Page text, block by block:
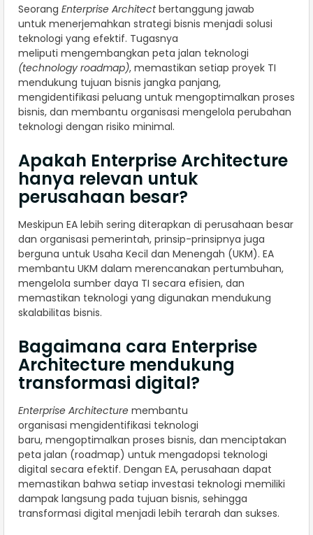
Seorang Enterprise Architectbertanggung jawab
untuk menerjemahkan strategi bisnis menjadi solusi
teknologi yang efektif. Tugasnya
meliputi mengembangkan peta jalan teknologi
(technology roadmap), memastikan setiap proyek TI
mendukung tujuan bisnis jangka panjang,
mengidentifikasi peluang untuk mengoptimalkan proses
bisnis, dan membantu organisasi mengelola perubahan
teknologi dengan risiko minimal.
Apakah Enterprise Architecture
hanya relevan untuk
perusahaan besar?
Meskipun EA lebih sering diterapkan di perusahaan besar
dan organisasi pemerintah, prinsip-prinsipnya juga
berguna untuk Usaha Kecil dan Menengah (UKM). EA
membantu UKM dalam merencanakan pertumbuhan,
mengelola sumber daya TI secara efisien, dan
memastikan teknologi yang digunakan mendukung
skalabilitas bisnis.
Bagaimana cara Enterprise
Architecture mendukung
transformasi digital?
Enterprise Architecture membantu
organisasi mengidentifikasi teknologi
baru, mengoptimalkan proses bisnis, dan menciptakan
peta jalan (roadmap) untuk mengadopsi teknologi
digital secara efektif. Dengan EA, perusahaan dapat
memastikan bahwa setiap investasi teknologi memiliki
dampak langsung pada tujuan bisnis, sehingga
transformasi digital menjadi lebih terarah dan sukses.